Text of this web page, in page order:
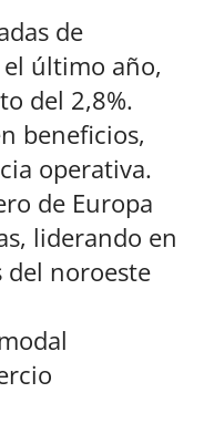
de
último año,
del 2,8%.
beneficios,
operativa.
de Europa
liderando en
del noroeste